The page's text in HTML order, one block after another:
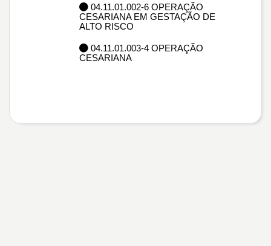
04.11.01.002-6 OPERAÇÃO
CESARIANA EM GESTAÇÃO DE
ALTO RISCO
04.11.01.003-4 OPERAÇÃO
CESARIANA